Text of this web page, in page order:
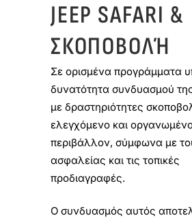
JEEP SAFARI &
ΣΚΟΠΟΒΟΛΉ
Σε ορισμένα προγράμματα
δυνατότητα συνδυασμού
με δραστηριότητες
ελεγχόμενο και
περιβάλλον, σύμφωνα με
ασφαλείας και τις τοπικές
προδιαγραφές.
Ο συνδυασμός αυτός